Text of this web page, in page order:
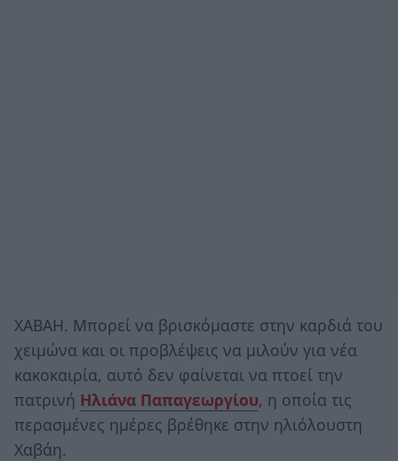
ΧΑΒΑΗ. Μπορεί να βρισκόμαστε στην καρδιά του
χειμώνα και οι προβλέψεις να μιλούν για νέα
κακοκαιρία, αυτό δεν φαίνεται να πτοεί την
πατρινή Ηλιάνα Παπαγεωργίου, η οποία τις
περασμένες ημέρες βρέθηκε στην ηλιόλουστη
Χαβάη.